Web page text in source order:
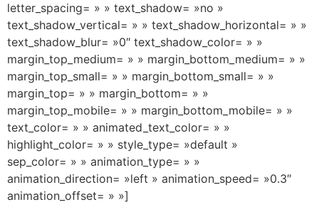
letter_spacing= » » text_shadow= »no »
text_shadow_vertical= » » text_shadow_horizontal= » »
text_shadow_blur= »0″ text_shadow_color= » »
margin_top_medium= » » margin_bottom_medium= » »
margin_top_small= » » margin_bottom_small= » »
margin_top= » » margin_bottom= » »
margin_top_mobile= » » margin_bottom_mobile= » »
text_color= » » animated_text_color= » »
highlight_color= » » style_type= »default »
sep_color= » » animation_type= » »
animation_direction= »left » animation_speed= »0.3″
animation_offset= » »]